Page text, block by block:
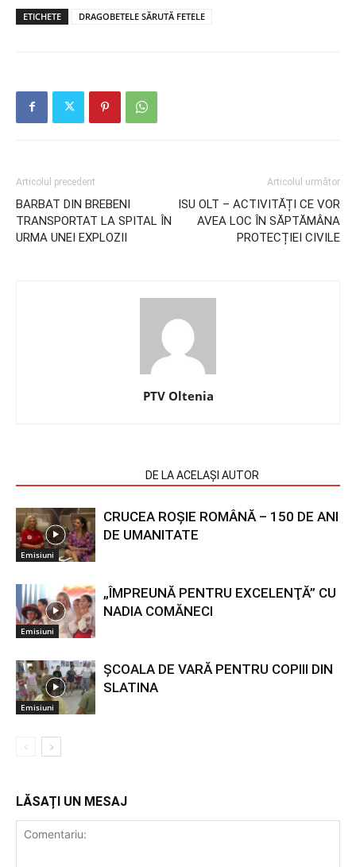
ETICHETE DRAGOBETELE SĂRUTĂ FETELE
Articolul precedent
BARBAT DIN BREBENI
TRANSPORTAT LA SPITAL ÎN
URMA UNEI EXPLOZII
Articolul următor
ISU OLT – ACTIVITĂȚI CE VOR
AVEA LOC ÎN SĂPTĂMÂNA
PROTECȚIEI CIVILE
PTV Oltenia
DE LA ACELAȘI AUTOR
Emisiuni
CRUCEA ROŞIE ROMÂNĂ – 150 DE ANI
DE UMANITATE
Emisiuni
„ÎMPREUNĂ PENTRU EXCELENŢĂ” CU
NADIA COMĂNECI
Emisiuni
ŞCOALA DE VARĂ PENTRU COPIII DIN
SLATINA
LĂSAȚI UN MESAJ